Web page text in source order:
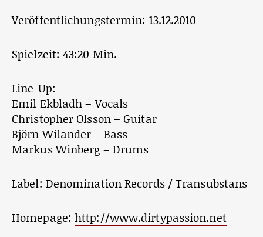
Veröffentlichungstermin: 13.12.2010
Spielzeit: 43:20 Min.
Line-Up:
Emil Ekbladh – Vocals
Christopher Olsson – Guitar
Björn Wilander – Bass
Markus Winberg – Drums
Label: Denomination Records / Transubstans
Homepage: http://www.dirtypassion.net